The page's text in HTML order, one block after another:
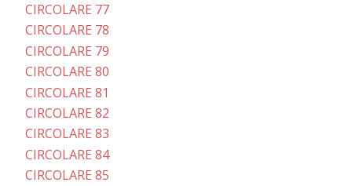
CIRCOLARE 77
CIRCOLARE 78
CIRCOLARE 79
CIRCOLARE 80
CIRCOLARE 81
CIRCOLARE 82
CIRCOLARE 83
CIRCOLARE 84
CIRCOLARE 85